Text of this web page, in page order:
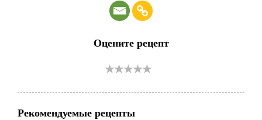
Оцените рецепт
Рекомендуемые рецепты